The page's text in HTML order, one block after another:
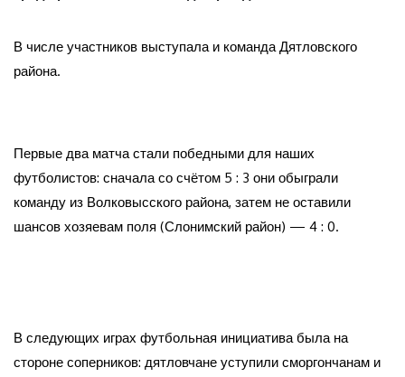
В числе участников выступала и команда Дятловского
района.
Первые два матча стали победными для наших
футболистов: сначала со счётом 5 : 3 они обыграли
команду из Волковысского района, затем не оставили
шансов хозяевам поля (Слонимский район) — 4 : 0.
В следующих играх футбольная инициатива была на
стороне соперников: дятловчане уступили сморгончанам и